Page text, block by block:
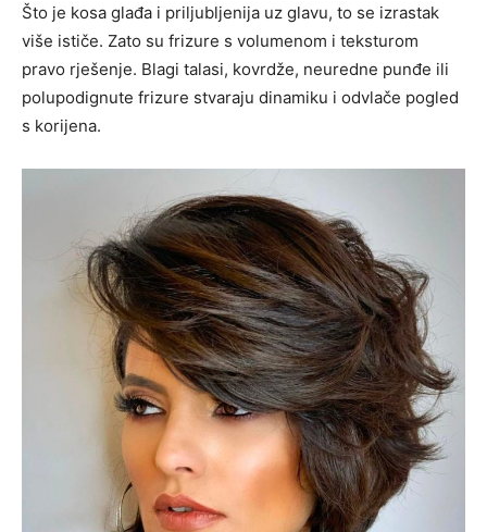
Što je kosa glađa i priljubljenija uz glavu, to se izrastak
više ističe. Zato su frizure s volumenom i teksturom
pravo rješenje. Blagi talasi, kovrdže, neuredne punđe ili
polupodignute frizure stvaraju dinamiku i odvlače pogled
s korijena.